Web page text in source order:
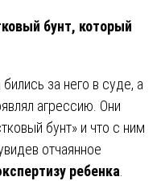
бунт, который
за него в суде, а
агрессию. Они
бунт» и что с ним
отчаянное
ребенка.